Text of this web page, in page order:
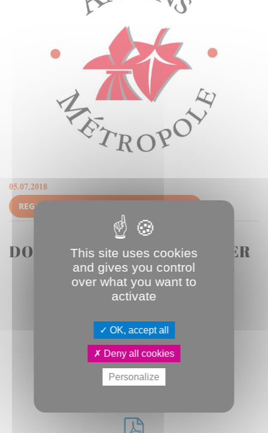
05.07.2018
REGARDER LE CONSEIL, POINT PAR POINT
DOCUMENTS À TÉLÉCHARGER
ORDRE DU JOUR- 179.4 Ko
COMPTE RENDU ANALYTIQUE
This site uses cookies
and gives you control
over what you want to
activate
OK, accept all
Deny all cookies
Personalize